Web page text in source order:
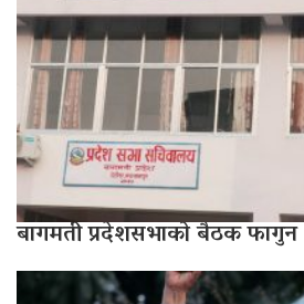
बागमती प्रदेशसभाको बैठक